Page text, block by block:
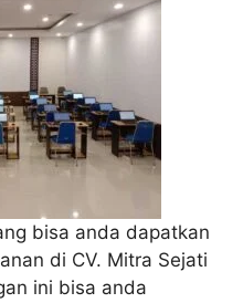
bisa anda dapatkan
di CV. Mitra Sejati
ini bisa anda